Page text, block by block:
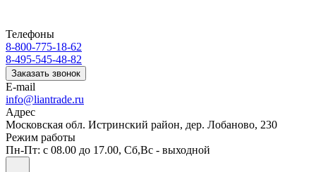
Телефоны
8-800-775-18-62
8-495-545-48-82
Заказать звонок
E-mail
info@liantrade.ru
Адрес
Московская обл. Истринский район, дер. Лобаново, 230
Режим работы
Пн-Пт: c 08.00 до 17.00, Cб,Вс - выходной